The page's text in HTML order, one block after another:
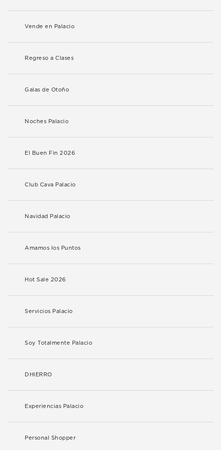
Vende en Palacio
Regreso a Clases
Galas de Otoño
Noches Palacio
El Buen Fin 2026
Club Cava Palacio
Navidad Palacio
Amamos los Puntos
Hot Sale 2026
Servicios Palacio
Soy Totalmente Palacio
DHIERRO
Experiencias Palacio
Personal Shopper